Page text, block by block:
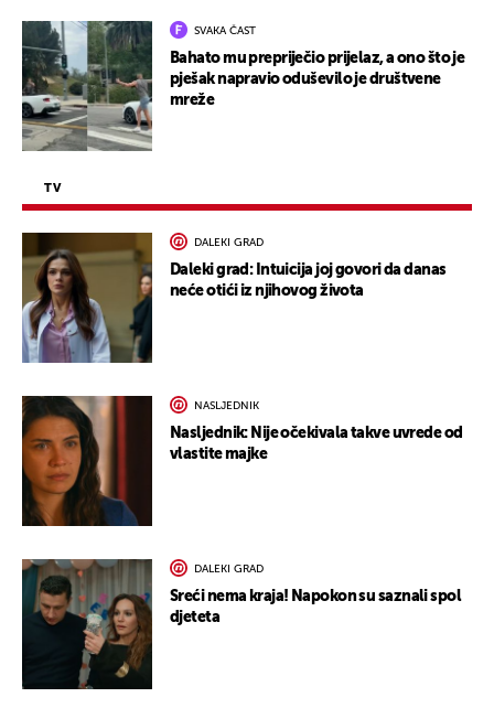
SVAKA ČAST
Bahato mu prepriječio prijelaz, a ono što je
pješak napravio oduševilo je društvene
mreže
TV
DALEKI GRAD
Daleki grad: Intuicija joj govori da danas
neće otići iz njihovog života
NASLJEDNIK
Nasljednik: Nije očekivala takve uvrede od
vlastite majke
DALEKI GRAD
Sreći nema kraja! Napokon su saznali spol
djeteta